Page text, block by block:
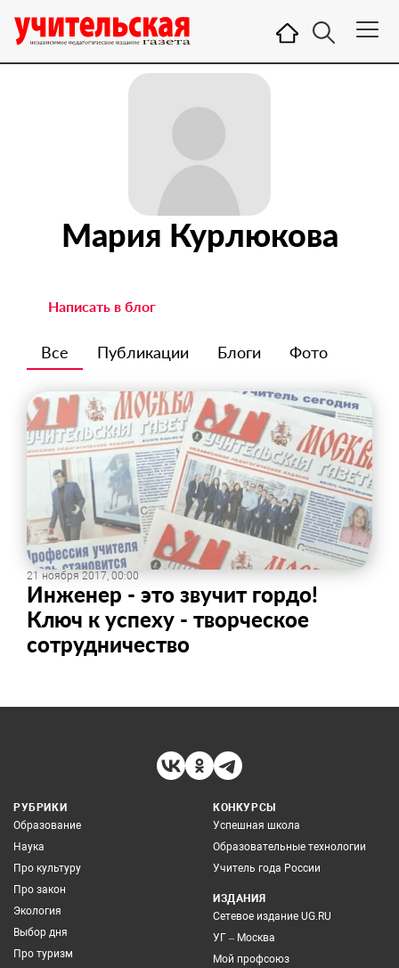
Мария Курлюкова
Написать в блог
Все Публикации Блоги Фото
21 ноября 2017, 00:00
Инженер - это звучит гордо!
Ключ к успеху - творческое
сотрудничество
РУБРИКИ
Образование
Наука
Про культуру
Про закон
Экология
Выбор дня
Про туризм
КОНКУРСЫ
Успешная школа
Образовательные технологии
Учитель года России
ИЗДАНИЯ
Сетевое издание UG.RU
УГ – Москва
Мой профсоюз